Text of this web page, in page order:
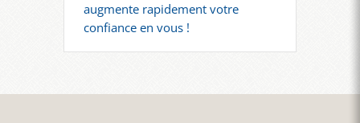
augmente rapidement votre
confiance en vous !